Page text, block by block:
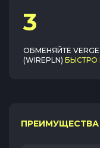
3
ОБМЕНЯЙТЕ
(WIREPLN) БЫСТРО